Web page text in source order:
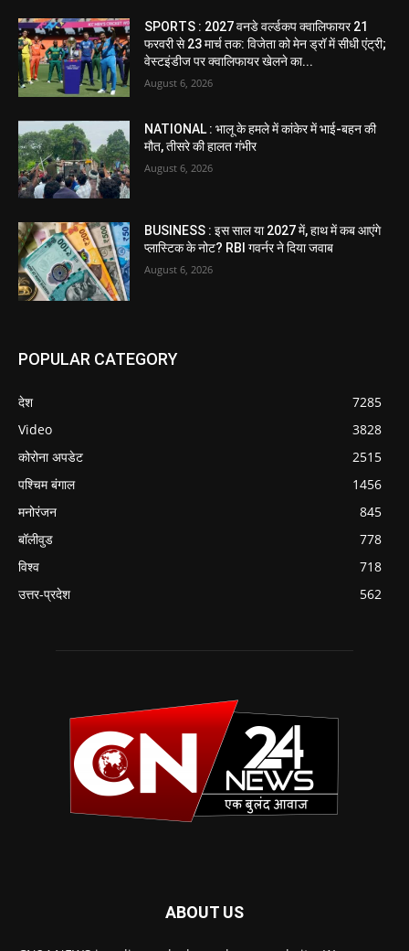
SPORTS : 2027 वनडे वर्ल्डकप क्वालिफायर 21
फरवरी से 23 मार्च तक: विजेता को मेन ड्रॉ में सीधी एंट्री;
वेस्टइंडीज पर क्वालिफायर खेलने का...
August 6, 2026
NATIONAL : भालू के हमले में कांकेर में भाई-बहन की
मौत, तीसरे की हालत गंभीर
August 6, 2026
BUSINESS : इस साल या 2027 में, हाथ में कब आएंगे
प्लास्टिक के नोट? RBI गवर्नर ने दिया जवाब
August 6, 2026
POPULAR CATEGORY
देश
7285
Video
3828
कोरोना अपडेट
2515
पश्चिम बंगाल
1456
मनोरंजन
845
बॉलीवुड
778
विश्व
718
उत्तर-प्रदेश
562
ABOUT US